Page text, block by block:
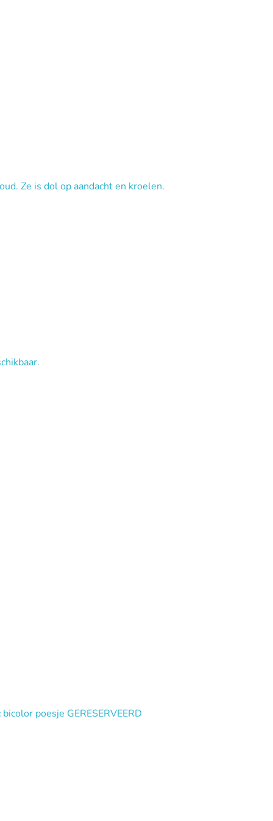
Ze is dol op aandacht en kroelen.
poesje GERESERVEERD